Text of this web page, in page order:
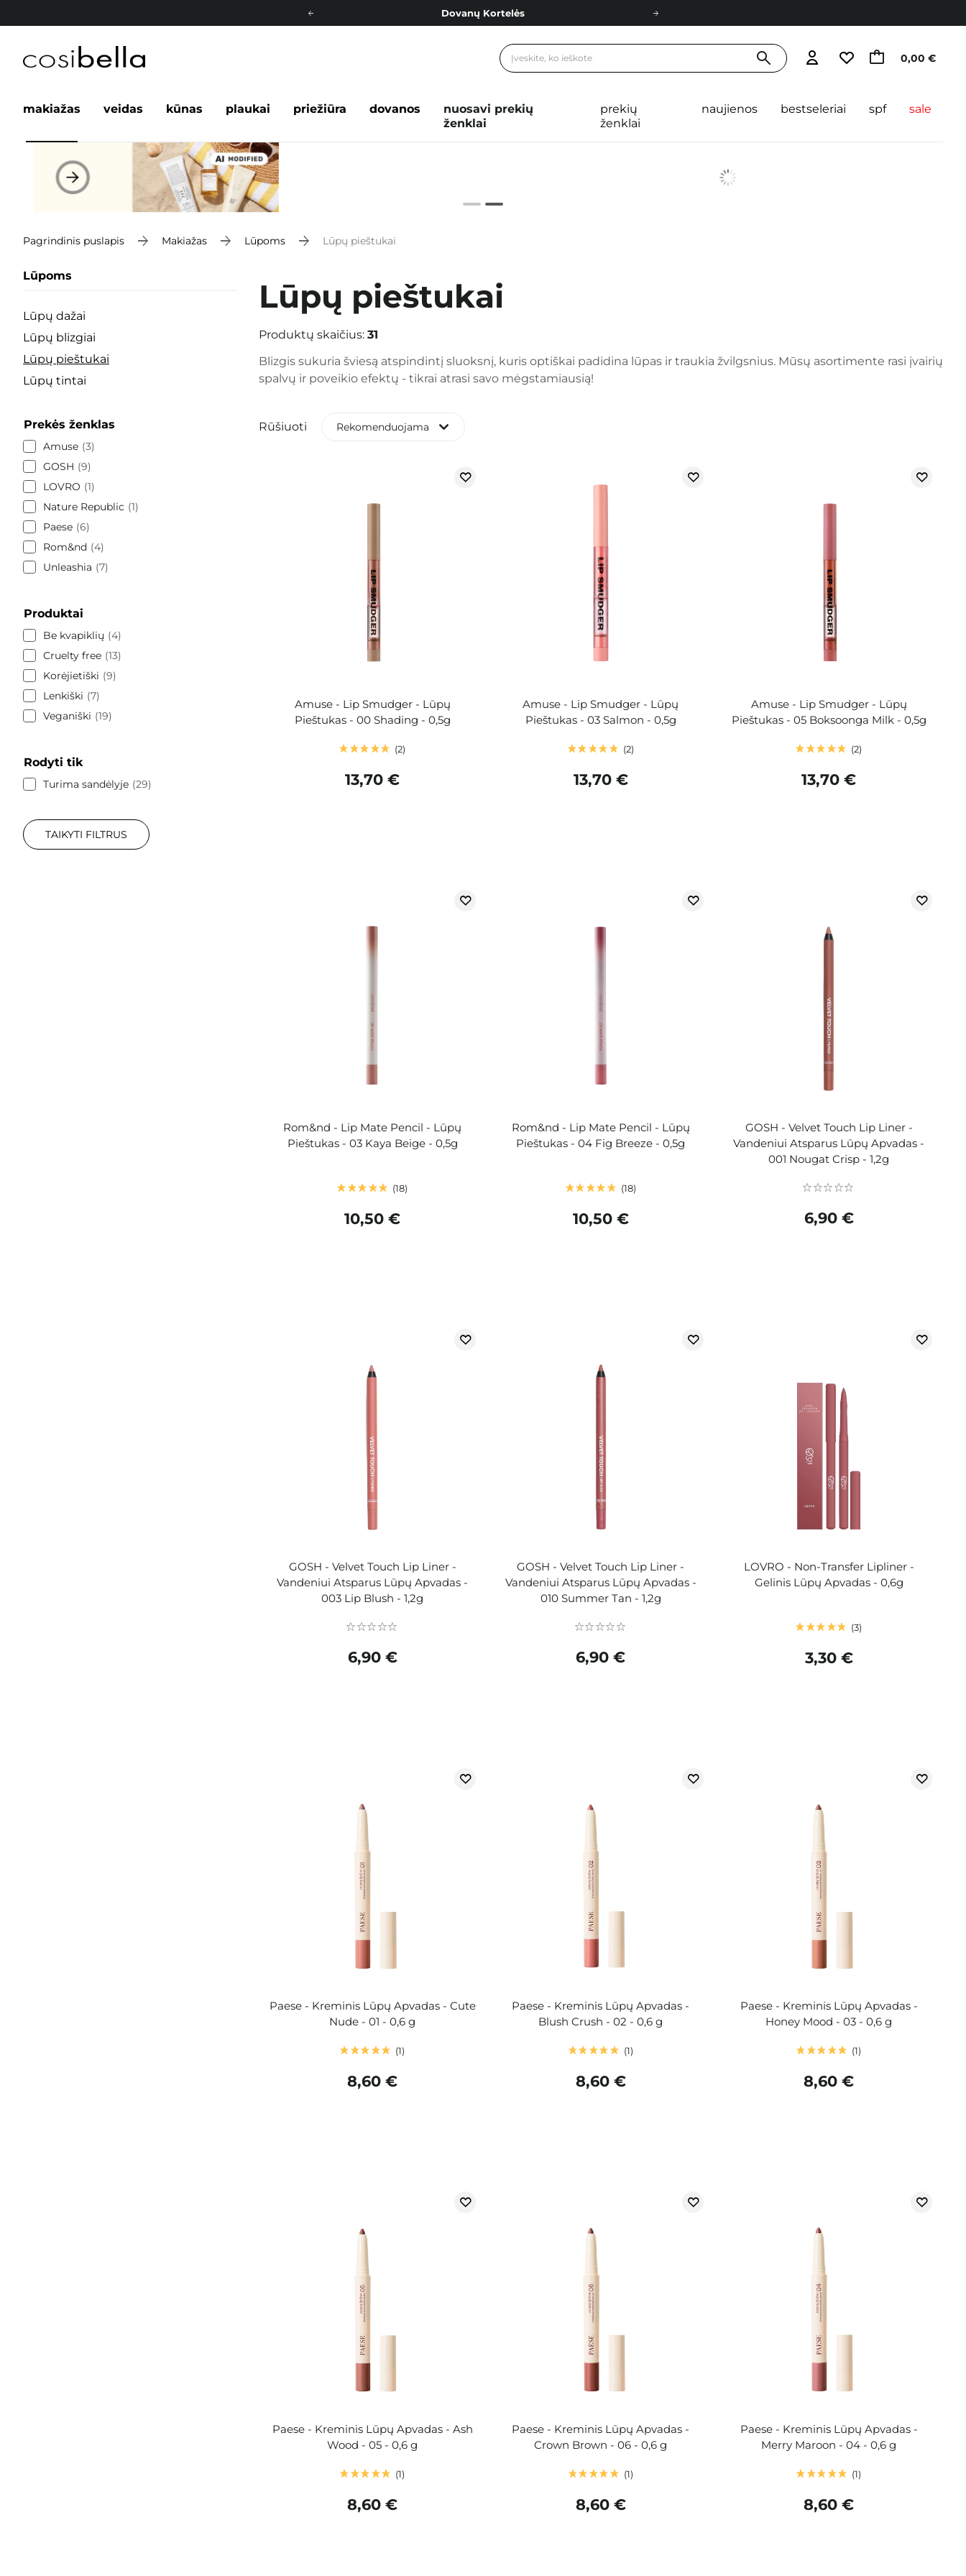
Dovanų Kortelės
Nemokamas pristatymas nuo 40,00 € 0,00 €
makiažas veidas kūnas plaukai priežiūra dovanos
nuosavi prekių
ženklai
prekių
ženklai
naujienos bestseleriai spf sale
Pagrindinis puslapis Makiažas Lūpoms Lūpų pieštukai
Lūpoms
Lūpų dažai
Lūpų blizgiai
Lūpų pieštukai
Lūpų tintai
Prekės ženklas
Amuse 3
GOSH
9
LOVRO
1
Nature Republic
1
Paese 6
Rom&nd 4
Unleashia
7
Produktai
Be kvapiklių
4
Cruelty free 13
Korėjietiški
9
Lenkiški
7
Veganiški
19
Rodyti tik
Turima sandėlyje 29
TAIKYTI FILTRUS
Lūpų pieštukai
Produktų skaičius: 31
Blizgis sukuria šviesą atspindintį sluoksnį, kuris optiškai padidina lūpas ir traukia žvilgsnius. Mūsų asortimente rasi įvairių
spalvų ir poveikio efektų - tikrai atrasi savo mėgstamiausią!
Rūšiuoti Rekomenduojama
Amuse - Lip Smudger - Lūpų
Pieštukas - 00 Shading - 0,5g
2
13,70 €
Amuse - Lip Smudger - Lūpų
Pieštukas - 03 Salmon - 0,5g
2
13,70 €
Amuse - Lip Smudger - Lūpų
Pieštukas - 05 Boksoonga Milk - 0,5g
2
13,70 €
Rom&nd - Lip Mate Pencil - Lūpų
Pieštukas - 03 Kaya Beige - 0,5g
18
10,50 €
Rom&nd - Lip Mate Pencil - Lūpų
Pieštukas - 04 Fig Breeze - 0,5g
18
10,50 €
GOSH - Velvet Touch Lip Liner -
Vandeniui Atsparus Lūpų Apvadas -
001 Nougat Crisp - 1,2g
6,90 €
GOSH - Velvet Touch Lip Liner -
Vandeniui Atsparus Lūpų Apvadas -
003 Lip Blush - 1,2g
6,90 €
GOSH - Velvet Touch Lip Liner -
Vandeniui Atsparus Lūpų Apvadas -
010 Summer Tan - 1,2g
6,90 €
LOVRO - Non-Transfer Lipliner -
Gelinis Lūpų Apvadas - 0,6g
3
3,30 €
Paese - Kreminis Lūpų Apvadas - Cute
Nude - 01 - 0,6 g
1
8,60 €
Paese - Kreminis Lūpų Apvadas -
Blush Crush - 02 - 0,6 g
1
8,60 €
Paese - Kreminis Lūpų Apvadas -
Honey Mood - 03 - 0,6 g
1
8,60 €
Paese - Kreminis Lūpų Apvadas - Ash
Wood - 05 - 0,6 g
1
8,60 €
Paese - Kreminis Lūpų Apvadas -
Crown Brown - 06 - 0,6 g
1
8,60 €
Paese - Kreminis Lūpų Apvadas -
Merry Maroon - 04 - 0,6 g
1
8,60 €